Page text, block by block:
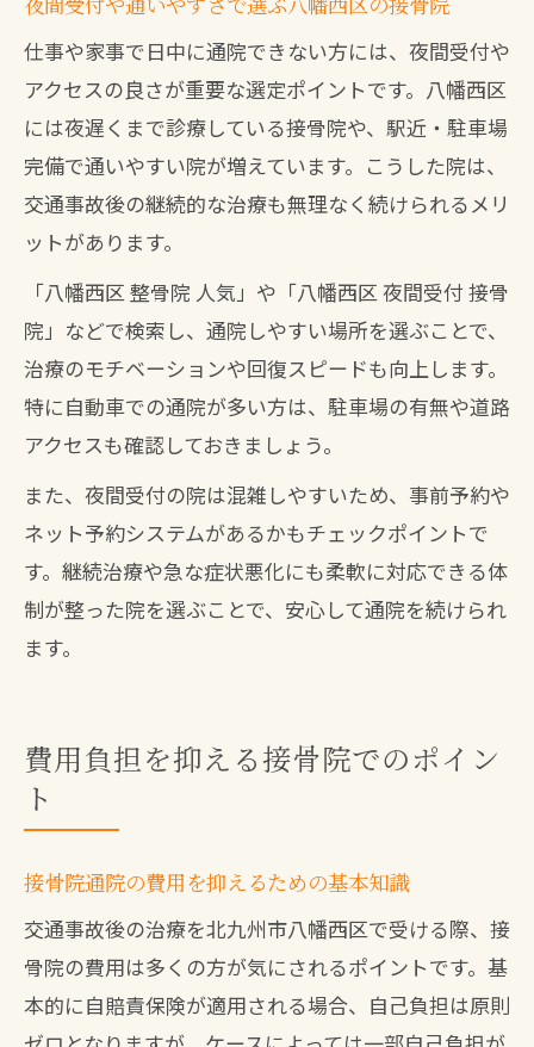
仕事や家事で日中に通院できない方には、夜間受付や
アクセスの良さが重要な選定ポイントです。八幡西区
には夜遅くまで診療している接骨院や、駅近・駐車場
完備で通いやすい院が増えています。こうした院は、
交通事故後の継続的な治療も無理なく続けられるメリ
ットがあります。
「八幡西区 整骨院 人気」や「八幡西区 夜間受付 接骨
院」などで検索し、通院しやすい場所を選ぶことで、
治療のモチベーションや回復スピードも向上します。
特に自動車での通院が多い方は、駐車場の有無や道路
アクセスも確認しておきましょう。
また、夜間受付の院は混雑しやすいため、事前予約や
ネット予約システムがあるかもチェックポイントで
す。継続治療や急な症状悪化にも柔軟に対応できる体
制が整った院を選ぶことで、安心して通院を続けられ
ます。
費用負担を抑える接骨院でのポイン
ト
接骨院通院の費用を抑えるための基本知識
交通事故後の治療を北九州市八幡西区で受ける際、接
骨院の費用は多くの方が気にされるポイントです。基
本的に自賠責保険が適用される場合、自己負担は原則